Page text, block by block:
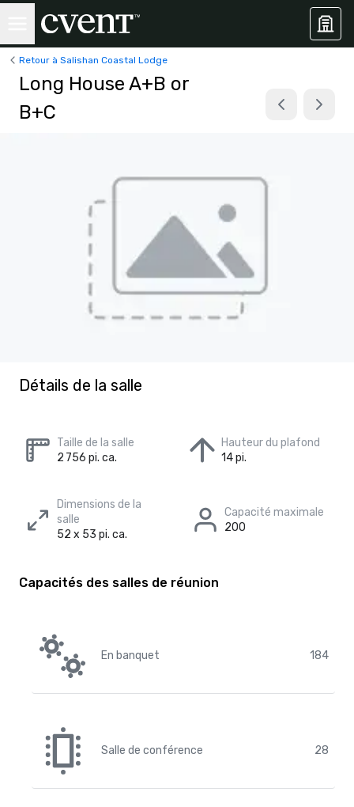
Retour à Salishan Coastal Lodge
Long House A+B or
B+C
Détails de la salle
Taille de la salle
2 756 pi. ca.
Hauteur du plafond
14 pi.
Dimensions de la
salle
52 x 53 pi. ca.
Capacité maximale
200
Capacités des salles de réunion
En banquet 184
Salle de conférence 28